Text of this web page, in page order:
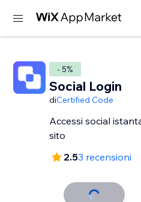
- 5%
Social Login
diCertified Code
Accessi social
sito
2.53 recensioni